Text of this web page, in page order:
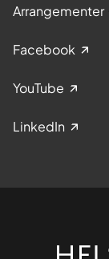
Arrangementer
Facebook
YouTube
LinkedIn